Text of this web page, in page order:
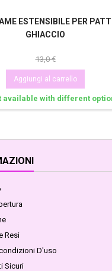
ESTENSIBILE PER
GHIACCIO
13,0 €
Aggiungi al carrello
available with different
Resi
D'uso
Sicuri